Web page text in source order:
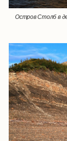
Остров Столб в